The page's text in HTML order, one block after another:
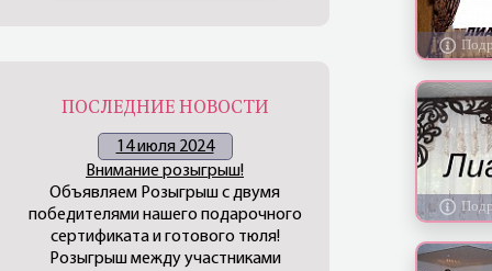
ПОСЛЕДНИЕ НОВОСТИ
14 июля 2024
Внимание розыгрыш!
Объявляем Розыгрыш с двумя
победителями нашего подарочного
сертификата и готового тюля!
Розыгрыш между участниками